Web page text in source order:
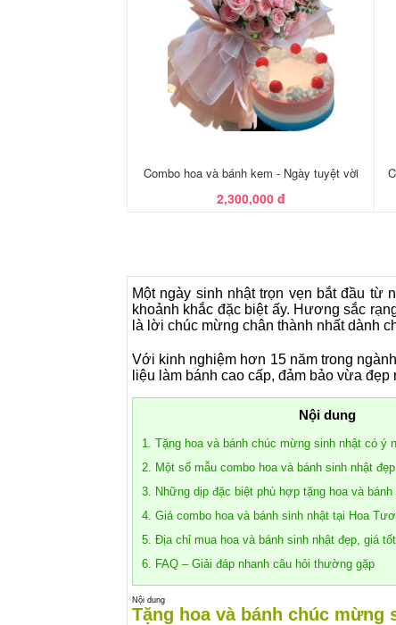
Combo hoa và bánh kem - Ngày tuyệt vời
2,300,000 đ
Một ngày sinh nhật trọn vẹn bắt đầu từ
khoảnh khắc đặc biệt ấy. Hương sắc
là lời chúc mừng chân thành nhất dành
Với kinh nghiệm hơn 15 năm trong
liệu làm bánh cao cấp, đảm bảo vừa
Nội dung
1. Tặng hoa và bánh chúc mừng sinh nhật có ý
2. Một số mẫu combo hoa và bánh sinh nhật
3. Những dịp đặc biệt phù hợp tặng hoa và bánh
4. Giá combo hoa và bánh sinh nhật tại Hoa
5. Địa chỉ mua hoa và bánh sinh nhật đẹp, giá tốt
6. FAQ – Giải đáp nhanh câu hỏi thường gặp
Nội dung
Tặng hoa và bánh chúc mừng